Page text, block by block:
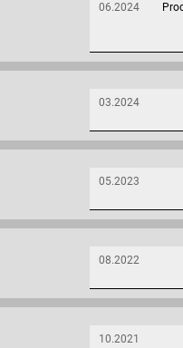
06.2024
03.2024
05.2023
08.2022
10.2021